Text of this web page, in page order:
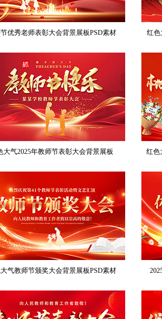
优秀老师表彰大会背景展板PSD素材 红色
大气2025年教师节表彰大会背景展板 红色
气教师节颁奖大会背景展板PSD素材